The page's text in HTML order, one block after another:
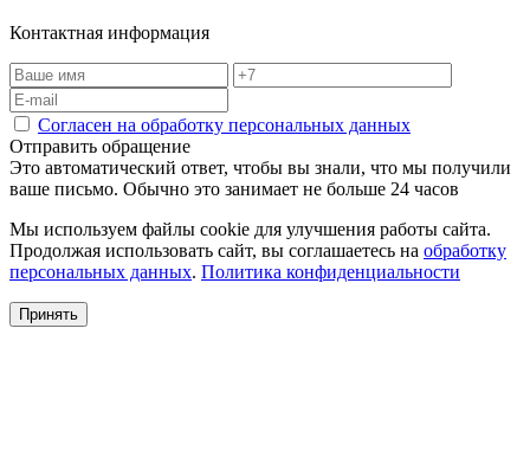
Контактная информация
Согласен на обработку персональных данных
Отправить обращение
Это автоматический ответ, чтобы вы знали, что мы получили
ваше письмо. Обычно это занимает не больше 24 часов
Мы используем файлы cookie для улучшения работы сайта.
Продолжая использовать сайт, вы соглашаетесь на обработку
персональных данных. Политика конфиденциальности
Принять